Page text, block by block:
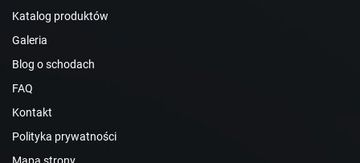
Katalog produktów
Galeria
Blog o schodach
FAQ
Kontakt
Polityka prywatności